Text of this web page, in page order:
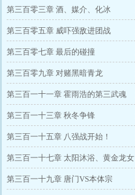
第三百零三章 酒、媒介、化冰
第三百零五章 威吓强敌进团战
第三百零七章 最后的碰撞
第三百零九章 对赌黑暗青龙
第三百一十一章 霍雨浩的第三武魂
第三百一十三章 秋冬争锋
第三百一十五章 八强战开始！
第三百一十七章 太阳沐浴、黄金龙女
第三百一十九章 唐门VS本体宗